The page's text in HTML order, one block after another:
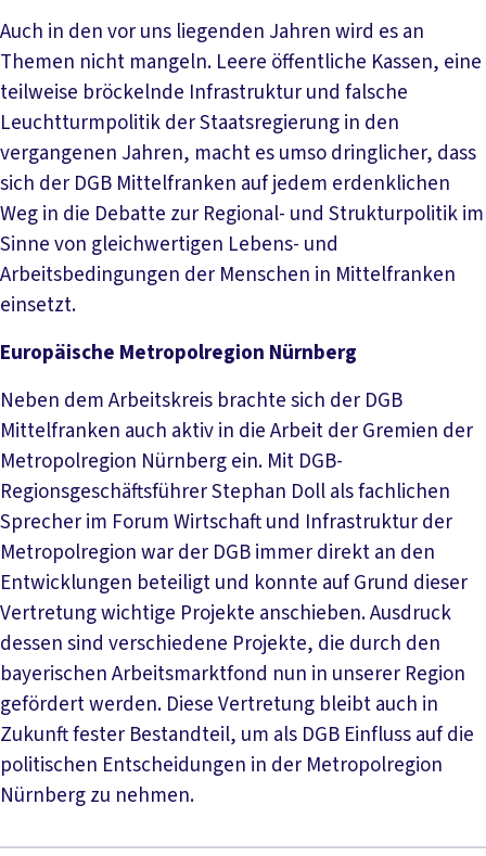
Auch in den vor uns liegenden Jahren wird es an
Themen nicht mangeln. Leere öffentliche Kassen, eine
teilweise bröckelnde Infrastruktur und falsche
Leuchtturmpolitik der Staatsregierung in den
vergangenen Jahren, macht es umso dringlicher, dass
sich der DGB Mittelfranken auf jedem erdenklichen
Weg in die Debatte zur Regional- und Strukturpolitik im
Sinne von gleichwertigen Lebens- und
Arbeitsbedingungen der Menschen in Mittelfranken
einsetzt.
Europäische Metropolregion Nürnberg
Neben dem Arbeitskreis brachte sich der DGB
Mittelfranken auch aktiv in die Arbeit der Gremien der
Metropolregion Nürnberg ein. Mit DGB-
Regionsgeschäftsführer Stephan Doll als fachlichen
Sprecher im Forum Wirtschaft und Infrastruktur der
Metropolregion war der DGB immer direkt an den
Entwicklungen beteiligt und konnte auf Grund dieser
Vertretung wichtige Projekte anschieben. Ausdruck
dessen sind verschiedene Projekte, die durch den
bayerischen Arbeitsmarktfond nun in unserer Region
gefördert werden. Diese Vertretung bleibt auch in
Zukunft fester Bestandteil, um als DGB Einfluss auf die
politischen Entscheidungen in der Metropolregion
Nürnberg zu nehmen.